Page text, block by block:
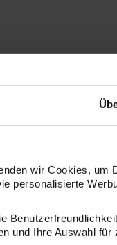
wir Cookies, um
personalisierte
und Ihre Auswahl für